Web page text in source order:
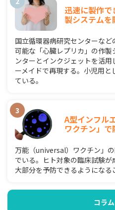
迅速に製作
製システムを
国立循環器病研究センターな
可能な「心臓レプリカ」の作
ンターとインクジェットを活
ーメイドで再現する。小児用
ている。
A型インフル
ワクチン」
万能（universal）ワクチン」
でいる。ヒト対象の臨床試験
大部分を予防できるようになる
コラ